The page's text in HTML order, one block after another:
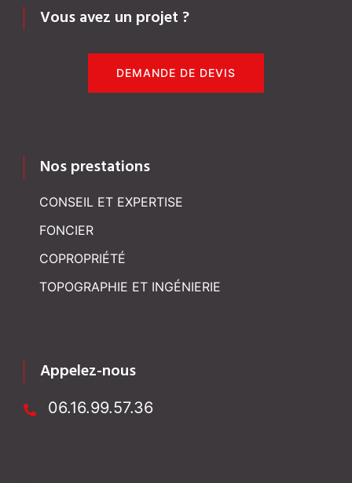
Vous avez un projet ?
DEMANDE DE DEVIS
Nos prestations
CONSEIL ET EXPERTISE
FONCIER
COPROPRIÉTÉ
TOPOGRAPHIE ET INGÉNIERIE
Appelez-nous
06.16.99.57.36